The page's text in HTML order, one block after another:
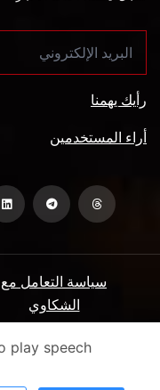
رأيك يهمنا
أراء المستخدمين
سياسة التعامل مع
الشكاوي
ميثاق المتعاملين
play speech